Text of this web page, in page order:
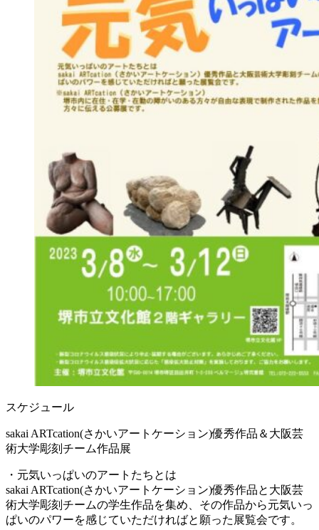
スケジュール
sakai ARTcation(さかいアートケーション)優秀作品＆大阪芸
術大学彫刻チーム作品展
・元気いっぱいのアートたちとは
sakai ARTcation(さかいアートケーション)優秀作品と大阪芸
術大学彫刻チームの学生作品を集め、その作品から元気いっ
ぱいのパワーを感じていただければと願った展覧会です。